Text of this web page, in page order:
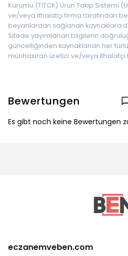
Kurumu (TİTCK) Ürün Takip Sistemi
ve/veya ithalatçı firma tarafından
beyanlardan sağlanan kaynaklara
Sitede yayımlanan bilgilerin
güncelliğinden kaynaklanan her
münhasıran üretici ve/veya ithalatçı
Bewertungen
Es gibt noch keine Bewertungen
eczanemveben.com